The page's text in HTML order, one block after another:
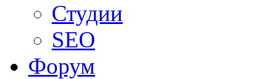
Студии
SEO
Форум